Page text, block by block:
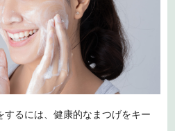
するには、健康的なまつげをキー